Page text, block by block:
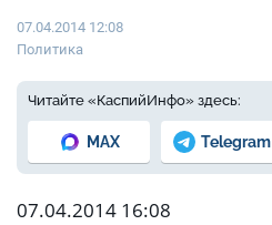
07.04.2014 12:08
Политика
Читайте «КаспийИнфо» здесь:
MAX Telegram
07.04.2014 16:08